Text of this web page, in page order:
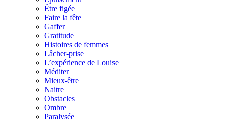
Être figée
Faire la fête
Gaffer
Gratitude
Histoires de femmes
Lâcher-prise
L’expérience de Louise
Méditer
Mieux-être
Naitre
Obstacles
Ombre
Paralysée